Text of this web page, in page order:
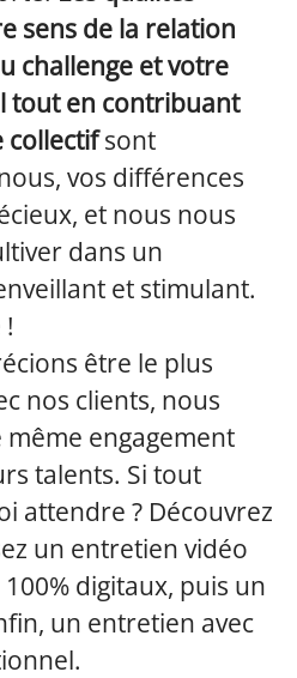
sens de la relation
challenge et votre
tout en contribuant
collectifsont
vos différences
et nous nous
dans un
et stimulant.
être le plus
nos clients, nous
engagement
talents. Si tout
attendre ? Découvrez
un entretien vidéo
digitaux, puis un
un entretien avec